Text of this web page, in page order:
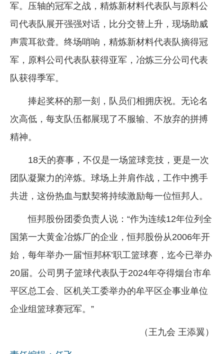
军。压轴的冠军之战，精炼新材料代表队与原料公
司代表队展开强强对话，比分交替上升，现场助威
声震耳欲聋。终场哨响，精炼新材料代表队摘得冠
军，原料公司代表队获得亚军，冶炼三分公司代表
队获得季军。
捧起奖杯的那一刻，队员们相拥庆祝。无论名
次高低，每支队伍都展现了不服输、不放弃的拼搏
精神。
18天的赛事，不仅是一场篮球竞技，更是一次
团队凝聚力的淬炼。球场上并肩作战，工作中携手
共进，这份热血与默契将持续激励每一位恒邦人。
恒邦股份团委负责人说：“作为连续12年位列全
国第一大黄金冶炼厂的企业，恒邦股份从2006年开
始，每年举办一届‘恒邦杯’职工篮球赛，迄今已举办
20届。公司男子篮球代表队于2024年夺得烟台市牟
平区总工会、区机关工委举办的牟平区企事业单位
企业组篮球赛冠军。”
（王九会 王添翼）